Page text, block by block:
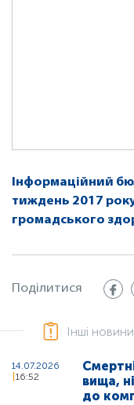
Інформаційний
тиждень 2017 року
громадського
Поділитися
Інші новини
14.07.2026
16:52
вища,
до